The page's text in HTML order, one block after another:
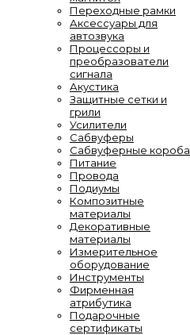
Переходные рамки
Аксессуары для
автозвука
Процессоры и
преобразователи
сигнала
Акустика
Защитные сетки и
грили
Усилители
Сабвуферы
Сабвуферные короба
Питание
Провода
Подиумы
Композитные
материалы
Декоративные
материалы
Измерительное
оборудование
Инструменты
Фирменная
атрибутика
Подарочные
сертификаты